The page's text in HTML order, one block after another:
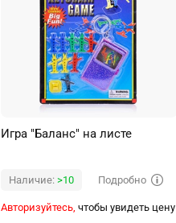
Игра "Баланс" на листе
Наличие: >10 Подробно
Авторизуйтесь, чтобы увидеть цену